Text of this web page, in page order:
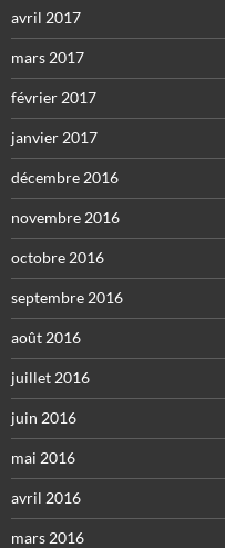
avril 2017
mars 2017
février 2017
janvier 2017
décembre 2016
novembre 2016
octobre 2016
septembre 2016
août 2016
juillet 2016
juin 2016
mai 2016
avril 2016
mars 2016